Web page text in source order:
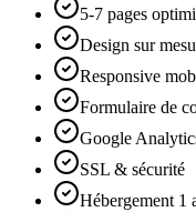
5-7 pages
Design sur
Responsive
Formulaire de
Google
SSL & sécurité
Hébergement 1